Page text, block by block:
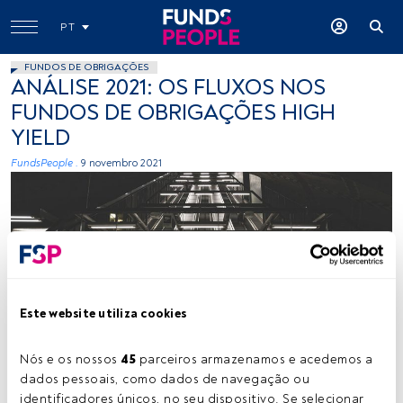
Este website utiliza cookies
Nós e os nossos 45 parceiros armazenamos e acedemos a
dados pessoais, como dados de navegação ou
identificadores únicos, no seu dispositivo. Se selecionar
PT
FUNDOS DE OBRIGAÇÕES
ANÁLISE 2021: OS FLUXOS NOS
FUNDOS DE OBRIGAÇÕES HIGH
YIELD
FundsPeople . 9 novembro 2021
Tempo de leitura:1 min.